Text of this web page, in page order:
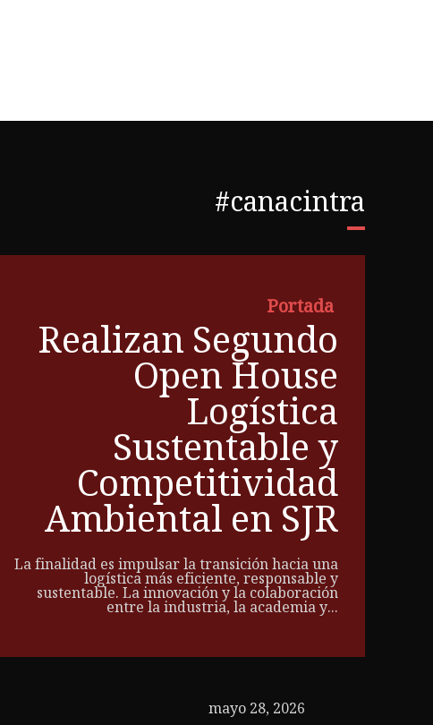
#canacintra
Portada
Realizan Segundo
Open House
Logística
Sustentable y
Competitividad
Ambiental en SJR
La finalidad es impulsar la transición hacia una
logística más eficiente, responsable y
sustentable. La innovación y la colaboración
entre la industria, la academia y...
mayo 28, 2026